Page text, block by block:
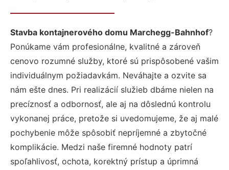
Stavba kontajnerového domu Marchegg-Bahnhof?
Ponúkame vám profesionálne, kvalitné a zároveň
cenovo rozumné služby, ktoré sú prispôsobené vašim
individuálnym požiadavkám. Neváhajte a ozvite sa
nám ešte dnes. Pri realizácií služieb dbáme nielen na
precíznosť a odbornosť, ale aj na dôslednú kontrolu
vykonanej práce, pretože si uvedomujeme, že aj malé
pochybenie môže spôsobiť nepríjemné a zbytočné
komplikácie. Medzi naše firemné hodnoty patrí
spoľahlivosť, ochota, korektný prístup a úprimná